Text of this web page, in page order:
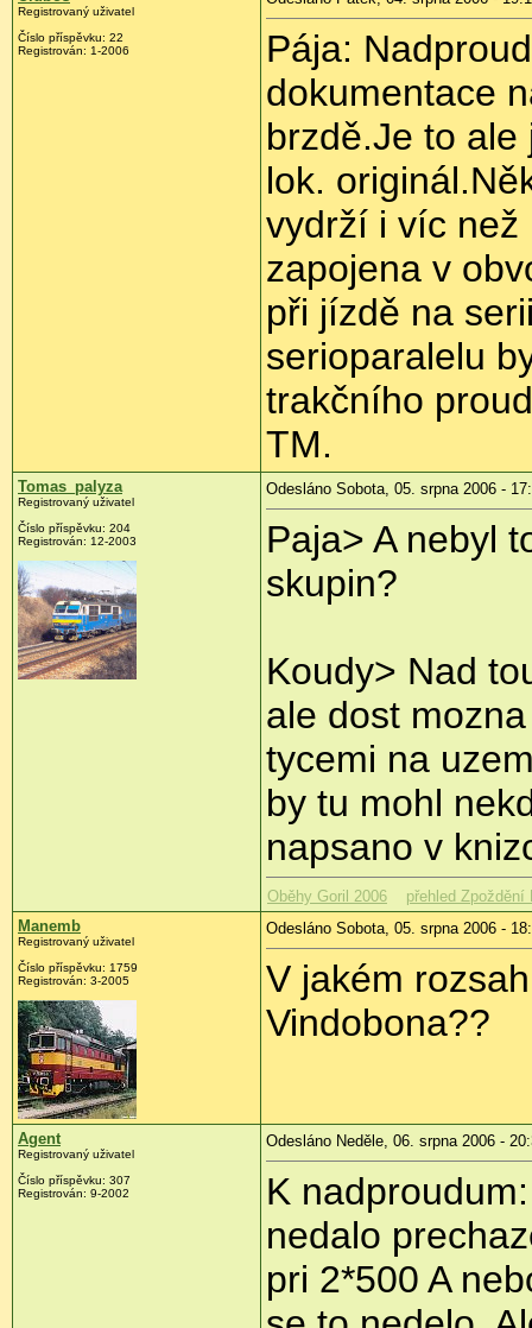
Registrovaný uživatel
Číslo příspěvku: 22
Registrován: 1-2006
Pája:
dokumentace
brzdě.Je to
lok.
vydrží i víc než
zapojena v
při jízdě na
serioparalelu
trakčního
TM.
Tomas_palyza
Registrovaný uživatel
Číslo příspěvku: 204
Registrován: 12-2003
Odesláno Sobota, 05. srpna 2006 -
Paja> A nebyl
skupin?
Koudy> Nad
ale dost
tycemi na
by tu mohl
napsano v
Oběhy Goril 2006
přehled Zpoždění
Manemb
Registrovaný uživatel
Číslo příspěvku: 1759
Registrován: 3-2005
Odesláno Sobota, 05. srpna 2006 -
V jakém
Vindobona??
Agent
Registrovaný uživatel
Číslo příspěvku: 307
Registrován: 9-2002
Odesláno Neděle, 06. srpna 2006 -
K
nedalo
pri 2*500 A